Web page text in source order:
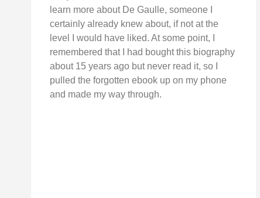
learn more about De Gaulle, someone I
certainly already knew about, if not at the
level I would have liked. At some point, I
remembered that I had bought this biography
about 15 years ago but never read it, so I
pulled the forgotten ebook up on my phone
and made my way through.